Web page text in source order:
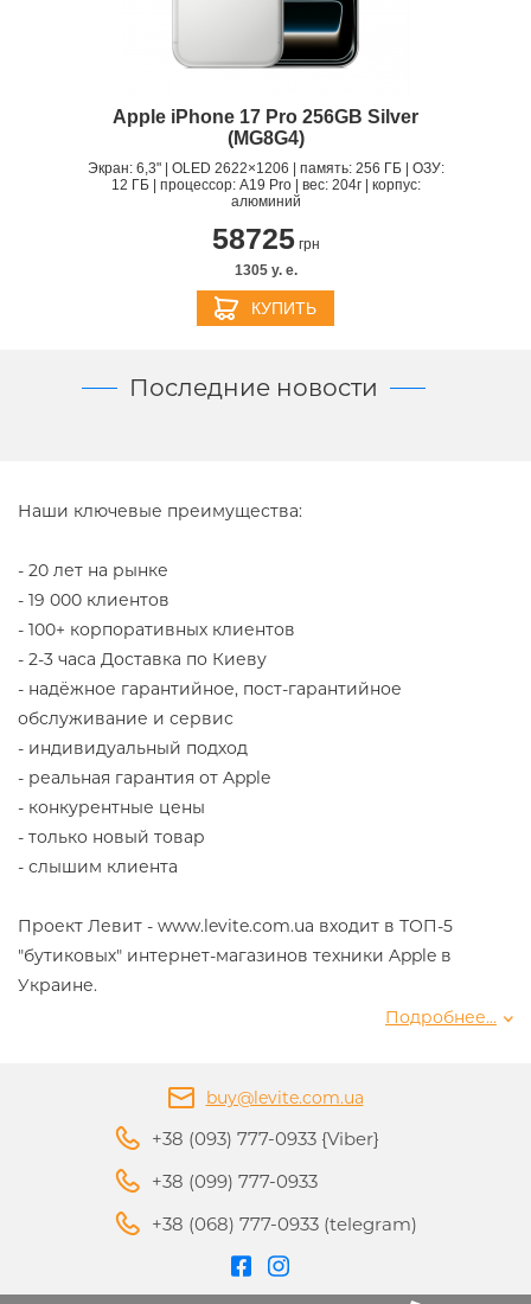
Apple iPhone 17 Pro 256GB Silver
(MG8G4)
Экран: 6,3" | OLED 2622×1206 | память: 256 ГБ | ОЗУ:
12 ГБ | процессор: A19 Pro | вес: 204г | корпус:
алюминий
58725грн
1305 y. e.
КУПИТЬ
Последние новости
Наши ключевые преимущества:
- 20 лет на рынке
- 19 000 клиентов
- 100+ корпоративных клиентов
- 2-3 часа Доставка по Киеву
- надёжное гарантийное, пост-гарантийное
обслуживание и сервис
- индивидуальный подход
- реальная гарантия от Apple
- конкурентные цены
- только новый товар
- слышим клиента
Проект Левит - www.levite.com.ua входит в ТОП-5
"бутиковых" интернет-магазинов техники Apple в
Украине.
каждый месяц, акциям и системе лояльности
постоянным клиентам, разумной ценовой
постгарантийному сервису.
технику перед продажей мы проверяем по
серийным номерам по базам Apple
Подробнее...
buy@levite.com.ua
+38 (093) 777-0933 {Viber}
+38 (099) 777-0933
+38 (068) 777-0933 (telegram)